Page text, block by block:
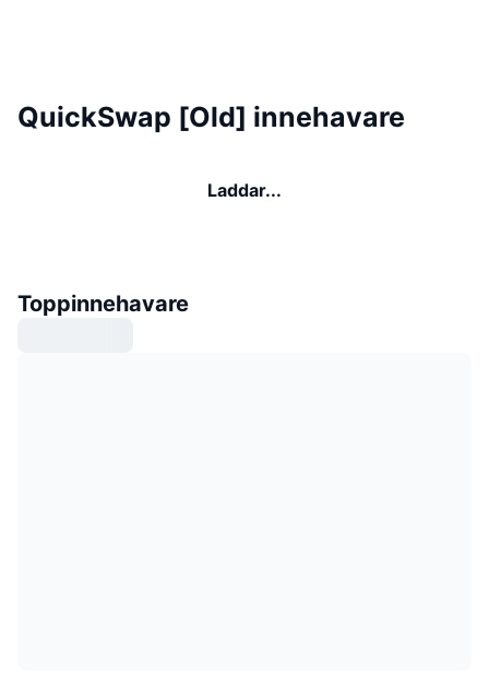
QuickSwap [Old] innehavare
Laddar...
Toppinnehavare